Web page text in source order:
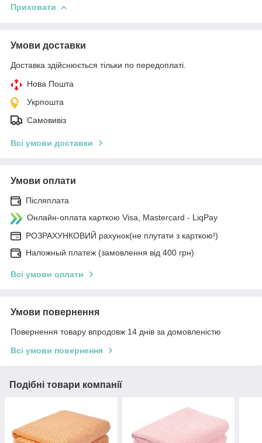
Приховати
Умови доставки
Доставка здійснюється тільки по передоплаті.
Нова Пошта
Укрпошта
Самовивіз
Всі умови доставки
Умови оплати
Післяплата
Онлайн-оплата карткою Visa, Mastercard - LiqPay
РОЗРАХУНКОВИЙ рахунок(не плутати з карткою!)
Наложный платеж (замовлення від 400 грн)
Всі умови оплати
Умови повернення
Повернення товару впродовж 14 днів за домовленістю
Всі умови повернення
Подібні товари компанії